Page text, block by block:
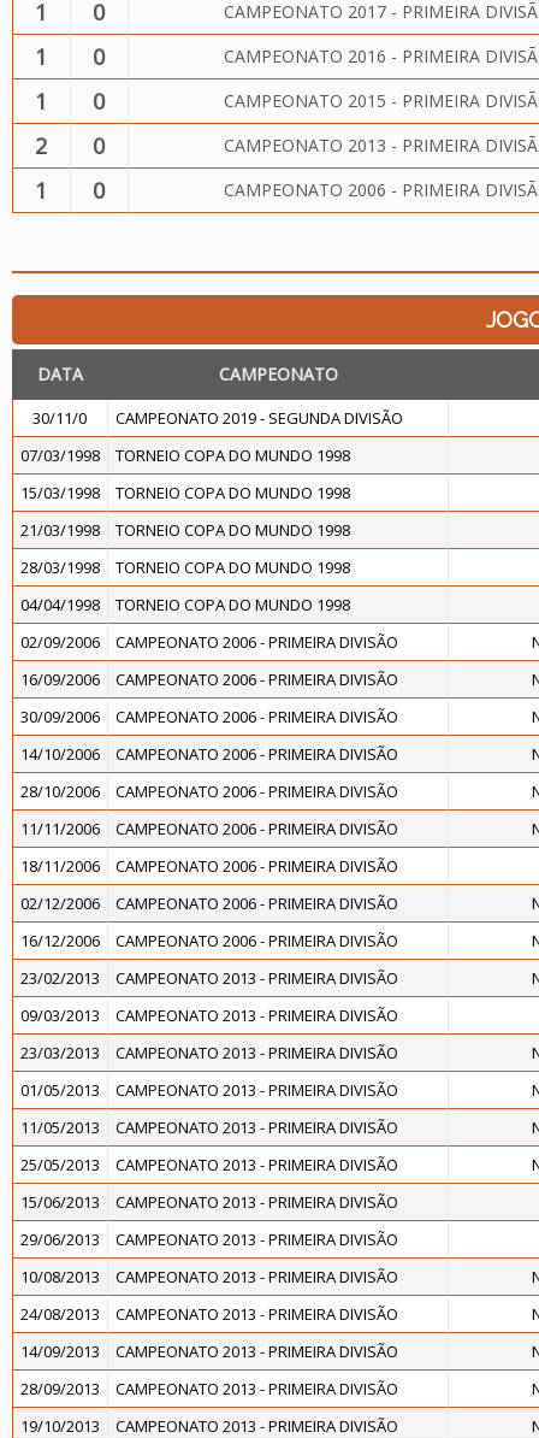
1 0 CAMPEONATO 2017 - PRIMEIRA
1 0 CAMPEONATO 2016 - PRIMEIRA
1 0 CAMPEONATO 2015 - PRIMEIRA
2 0 CAMPEONATO 2013 - PRIMEIRA
1 0 CAMPEONATO 2006 - PRIMEIRA
DATA CAMPEONATO
30/11/0
CAMPEONATO 2019 - SEGUNDA DIVISÃO
07/03/1998
TORNEIO COPA DO MUNDO 1998
15/03/1998
TORNEIO COPA DO MUNDO 1998
21/03/1998
TORNEIO COPA DO MUNDO 1998
28/03/1998
TORNEIO COPA DO MUNDO 1998
04/04/1998
TORNEIO COPA DO MUNDO 1998
02/09/2006
CAMPEONATO 2006 - PRIMEIRA DIVISÃO
16/09/2006
CAMPEONATO 2006 - PRIMEIRA DIVISÃO
30/09/2006
CAMPEONATO 2006 - PRIMEIRA DIVISÃO
14/10/2006
CAMPEONATO 2006 - PRIMEIRA DIVISÃO
28/10/2006
CAMPEONATO 2006 - PRIMEIRA DIVISÃO
11/11/2006
CAMPEONATO 2006 - PRIMEIRA DIVISÃO
18/11/2006
CAMPEONATO 2006 - PRIMEIRA DIVISÃO
02/12/2006
CAMPEONATO 2006 - PRIMEIRA DIVISÃO
16/12/2006
CAMPEONATO 2006 - PRIMEIRA DIVISÃO
23/02/2013
CAMPEONATO 2013 - PRIMEIRA DIVISÃO
09/03/2013
CAMPEONATO 2013 - PRIMEIRA DIVISÃO
23/03/2013
CAMPEONATO 2013 - PRIMEIRA DIVISÃO
01/05/2013
CAMPEONATO 2013 - PRIMEIRA DIVISÃO
11/05/2013
CAMPEONATO 2013 - PRIMEIRA DIVISÃO
25/05/2013
CAMPEONATO 2013 - PRIMEIRA DIVISÃO
15/06/2013
CAMPEONATO 2013 - PRIMEIRA DIVISÃO
29/06/2013
CAMPEONATO 2013 - PRIMEIRA DIVISÃO
10/08/2013
CAMPEONATO 2013 - PRIMEIRA DIVISÃO
24/08/2013
CAMPEONATO 2013 - PRIMEIRA DIVISÃO
14/09/2013
CAMPEONATO 2013 - PRIMEIRA DIVISÃO
28/09/2013
CAMPEONATO 2013 - PRIMEIRA DIVISÃO
19/10/2013
CAMPEONATO 2013 - PRIMEIRA DIVISÃO